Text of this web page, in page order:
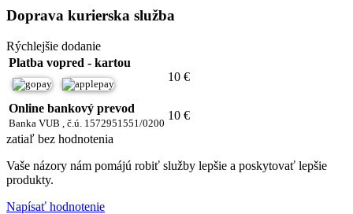
Doprava kurierska služba
Rýchlejšie dodanie
Platba vopred - kartou
10 €
Online bankový prevod
Banka VUB , č.ú. 1572951551/0200
10 €
zatiaľ bez hodnotenia
Vaše názory nám pomájú robiť služby lepšie a poskytovať lepšie
produkty.
Napísať hodnotenie